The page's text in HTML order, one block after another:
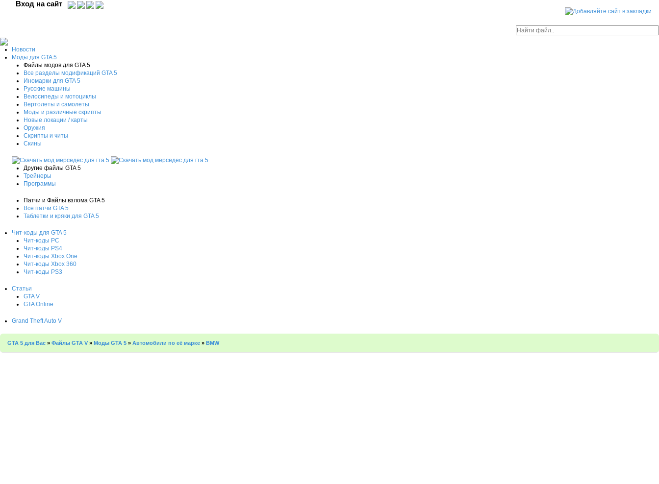
Вход на сайт
Новости
Моды для GTA 5
Файлы модов для GTA 5
Все разделы модификаций GTA 5
Иномарки для GTA 5
Русские машины
Велосипеды и мотоциклы
Вертолеты и самолеты
Моды и различные скрипты
Новые локации / карты
Оружия
Скрипты и читы
Скины
Другие файлы GTA 5
Трейнеры
Программы
Патчи и Файлы взлома GTA 5
Все патчи GTA 5
Таблетки и кряки для GTA 5
Чит-коды для GTA 5
Чит-коды PC
Чит-коды PS4
Чит-коды Xbox One
Чит-коды Xbox 360
Чит-коды PS3
Статьи
GTA V
GTA Online
Grand Theft Auto V
GTA 5 для Вас » Файлы GTA V » Моды GTA 5 » Автомобили по её марке » BMW